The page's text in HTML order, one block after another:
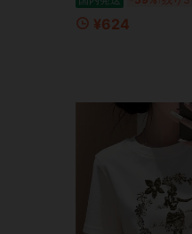
¥624